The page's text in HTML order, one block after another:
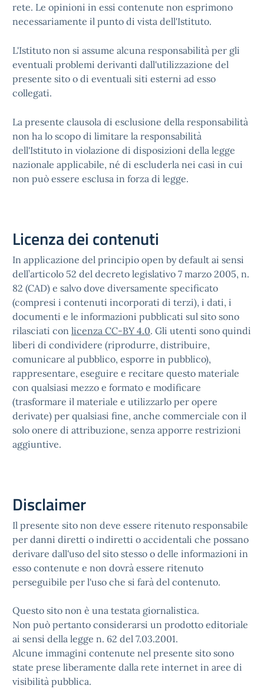
rete. Le opinioni in essi contenute non esprimono
necessariamente il punto di vista dell'Istituto.
L'Istituto non si assume alcuna responsabilità per gli
eventuali problemi derivanti dall'utilizzazione del
presente sito o di eventuali siti esterni ad esso
collegati.
La presente clausola di esclusione della responsabilità
non ha lo scopo di limitare la responsabilità
dell'Istituto in violazione di disposizioni della legge
nazionale applicabile, né di escluderla nei casi in cui
non può essere esclusa in forza di legge.
Licenza dei contenuti
In applicazione del principio open by default ai sensi
dell’articolo 52 del decreto legislativo 7 marzo 2005, n.
82 (CAD) e salvo dove diversamente specificato
(compresi i contenuti incorporati di terzi), i dati, i
documenti e le informazioni pubblicati sul sito sono
rilasciati con licenza CC-BY 4.0. Gli utenti sono quindi
liberi di condividere (riprodurre, distribuire,
comunicare al pubblico, esporre in pubblico),
rappresentare, eseguire e recitare questo materiale
con qualsiasi mezzo e formato e modificare
(trasformare il materiale e utilizzarlo per opere
derivate) per qualsiasi fine, anche commerciale con il
solo onere di attribuzione, senza apporre restrizioni
aggiuntive.
Disclaimer
Il presente sito non deve essere ritenuto responsabile
per danni diretti o indiretti o accidentali che possano
derivare dall'uso del sito stesso o delle informazioni in
esso contenute e non dovrà essere ritenuto
perseguibile per l'uso che si farà del contenuto.
Questo sito non è una testata giornalistica.
Non può pertanto considerarsi un prodotto editoriale
ai sensi della legge n. 62 del 7.03.2001.
Alcune immagini contenute nel presente sito sono
state prese liberamente dalla rete internet in aree di
visibilità pubblica.